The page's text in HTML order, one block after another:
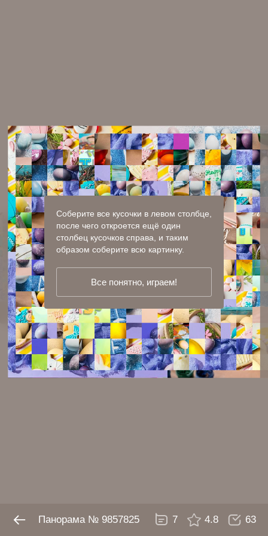
Панорама № 9857825 4.8
Соберите все кусочки в левом столбце,
после чего откроется ещё один
столбец кусочков справа, и таким
образом соберите всю картинку.
Все понятно, играем!
Панорама № 9857825 7 4.8 63